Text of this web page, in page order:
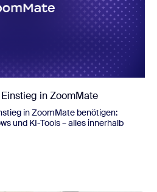
in ZoomMate
in ZoomMate benötigen:
und KI-Tools – alles innerhalb